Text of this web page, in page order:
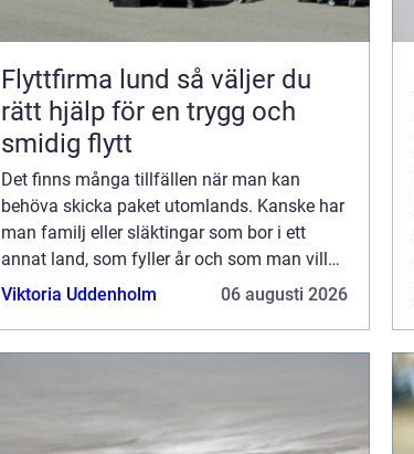
Flyttfirma lund så väljer du
rätt hjälp för en trygg och
smidig flytt
Det finns många tillfällen när man kan
behöva skicka paket utomlands. Kanske har
man familj eller släktingar som bor i ett
annat land, som fyller år och som man vill
överraska med en present. Kanske vill man
Viktoria Uddenholm 06 augusti 2026